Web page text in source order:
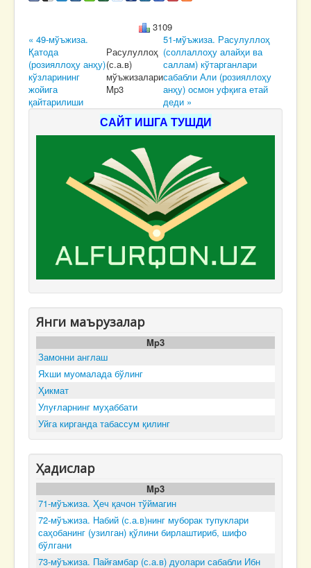
3109
« 49-мўъжиза.
Қатода
(розияллоҳу анҳу)
кўзларининг
жойига
қайтарилиши
Расулуллоҳ
(с.а.в)
мўъжизалари
Mp3
51-мўъжиза. Расулуллоҳ
(соллаллоҳу алайҳи ва
саллам) кўтарганлари
сабабли Али (розияллоҳу
анҳу) осмон уфқига етай
деди »
САЙТ ИШГА ТУШДИ
Янги маърузалар
Mp3
Замонни англаш
Яхши муомалада бўлинг
Ҳикмат
Улуғларнинг муҳаббати
Уйга кирганда табассум қилинг
Ҳадислар
Mp3
71-мўъжиза. Ҳеч қачон тўймагин
72-мўъжиза. Набий (с.а.в)нинг муборак тупуклари
саҳобанинг (узилган) қўлини бирлаштириб, шифо
бўлгани
73-мўъжиза. Пайғамбар (с.а.в) дуолари сабабли Ибн